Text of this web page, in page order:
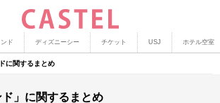
ド ディズニーシー チケット USJ ホテル空室
に関するまとめ
ド」に関するまとめ